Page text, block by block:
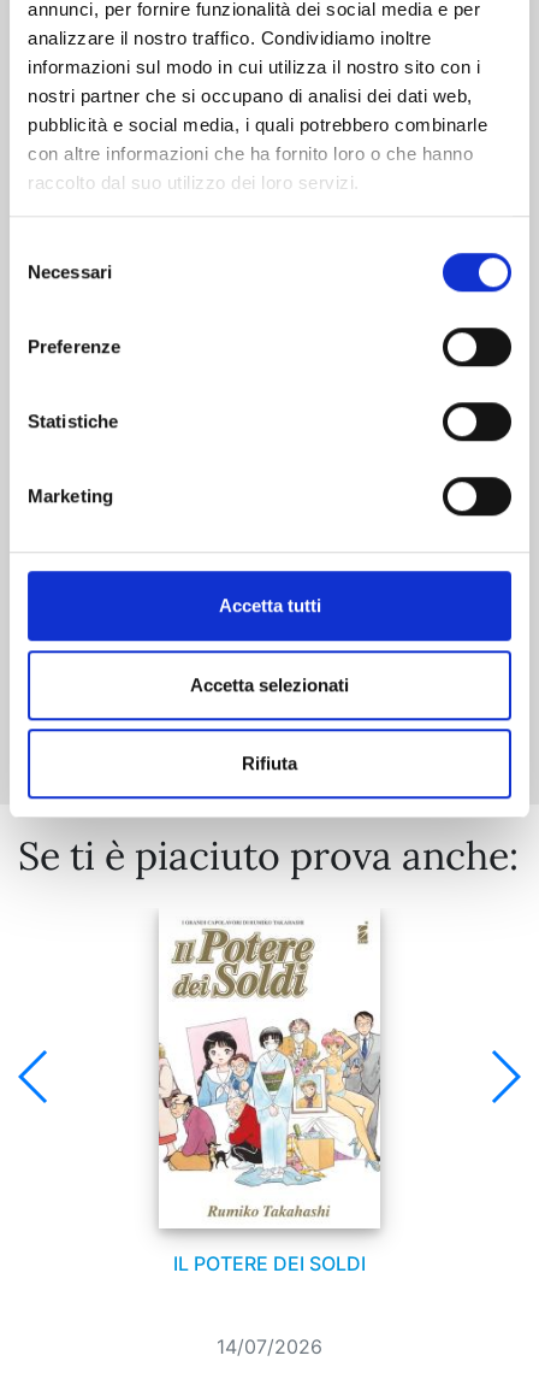
annunci, per fornire funzionalità dei social media e per
analizzare il nostro traffico. Condividiamo inoltre
informazioni sul modo in cui utilizza il nostro sito con i
nostri partner che si occupano di analisi dei dati web,
pubblicità e social media, i quali potrebbero combinarle
con altre informazioni che ha fornito loro o che hanno
raccolto dal suo utilizzo dei loro servizi.
delNecessari
Preferenze
Statistiche
Marketing
Accetta tutti
Accetta selezionati
Rifiuta
Altri volumi della serie
Se ti è piaciuto prova anche:
IL POTERE DEI SOLDI
14/07/2026